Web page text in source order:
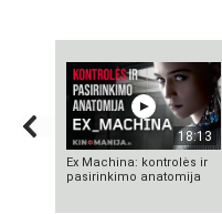
18:13
Ex Machina: kontrolės ir
pasirinkimo anatomija